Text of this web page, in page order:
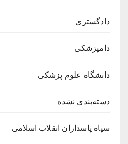
دادگستری
دامپزشکی
دانشگاه علوم پزشکی
دسته‌بندی نشده
سپاه پاسداران انقلاب اسلامی